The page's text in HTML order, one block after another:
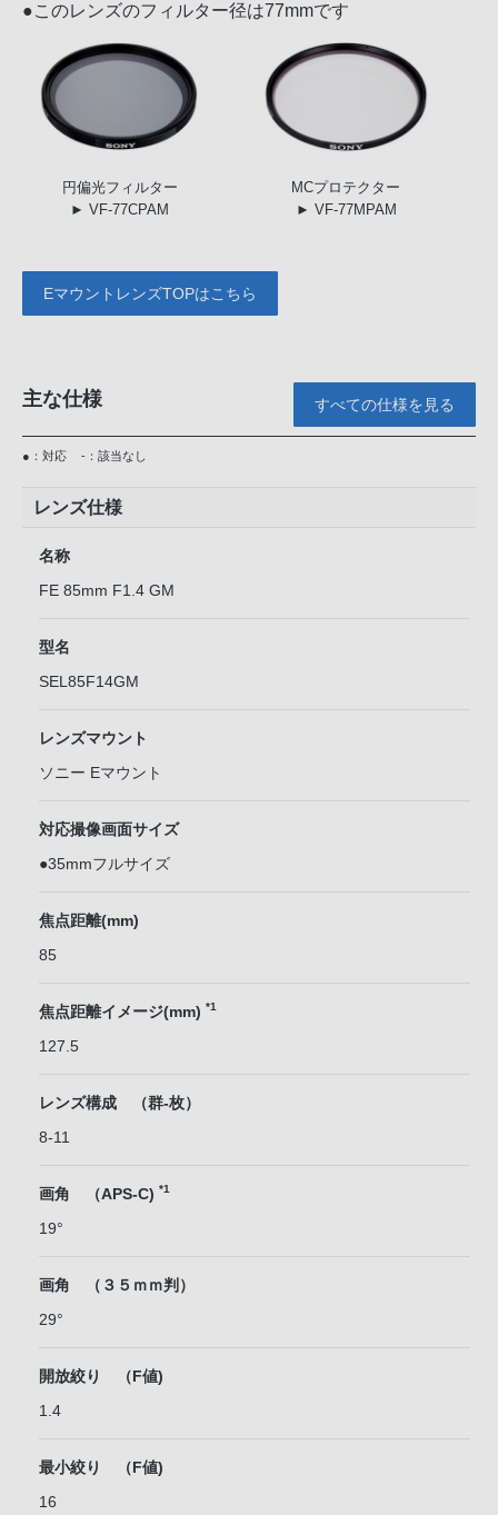
●このレンズのフィルター径は77mmです
円偏光フィルター
► VF-77CPAM
MCプロテクター
► VF-77MPAM
EマウントレンズTOPはこちら
主な仕様 すべての仕様を見る
●：対応 -：該当なし
レンズ仕様
名称
FE 85mm F1.4 GM
型名
SEL85F14GM
レンズマウント
ソニー Eマウント
対応撮像画面サイズ
●35mmフルサイズ
焦点距離(mm)
85
焦点距離イメージ(mm) *1
127.5
レンズ構成 （群-枚）
8-11
画角 （APS-C) *1
19°
画角 （３５ｍｍ判）
29°
開放絞り （F値)
1.4
最小絞り （F値)
16